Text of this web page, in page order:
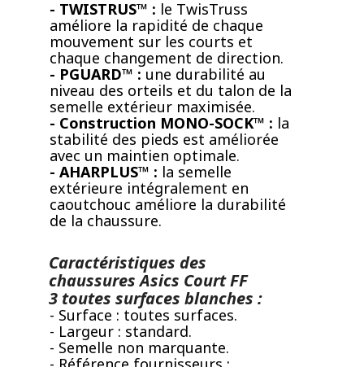
- TWISTRUS™ : le TwisTruss
améliore la rapidité de chaque
mouvement sur les courts et
chaque changement de direction.
- PGUARD™ : une durabilité au
niveau des orteils et du talon de la
semelle extérieur maximisée.
- Construction MONO-SOCK™ : la
stabilité des pieds est améliorée
avec un maintien optimale.
- AHARPLUS™ : la semelle
extérieure intégralement en
caoutchouc améliore la durabilité
de la chaussure.
Caractéristiques des
chaussures Asics Court FF
3 toutes surfaces blanches :
- Surface : toutes surfaces.
- Largeur : standard.
- Semelle non marquante.